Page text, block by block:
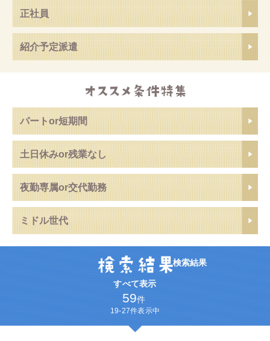
正社員
紹介予定派遣
パートor短期間
土日休みor残業なし
夜勤専属or交代勤務
ミドル世代
検索結果
すべて表示
59件
19-27件表示中